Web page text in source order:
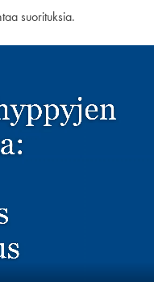
suorituksia.